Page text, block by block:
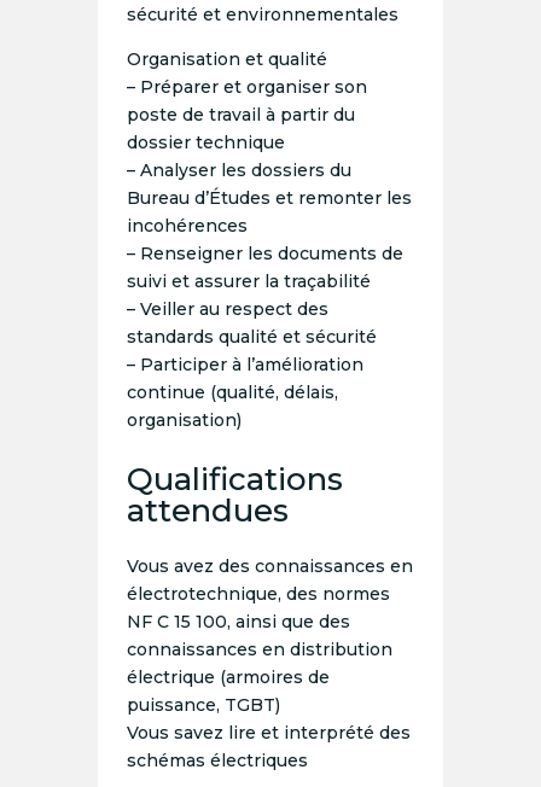
sécurité et environnementales
Organisation et qualité
– Préparer et organiser son
poste de travail à partir du
dossier technique
– Analyser les dossiers du
Bureau d’Études et remonter les
incohérences
– Renseigner les documents de
suivi et assurer la traçabilité
– Veiller au respect des
standards qualité et sécurité
– Participer à l’amélioration
continue (qualité, délais,
organisation)
Qualifications
attendues
Vous avez des connaissances en
électrotechnique, des normes
NF C 15 100, ainsi que des
connaissances en distribution
électrique (armoires de
puissance, TGBT)
Vous savez lire et interprété des
schémas électriques